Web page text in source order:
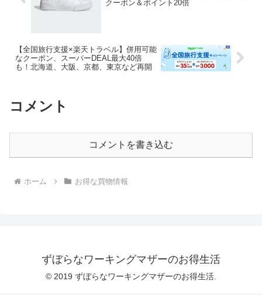
クーポン＆ポイント20倍
【全国旅行支援×楽天トラベル】併用可能
なクーポン、スーパーDEAL最大40倍
も！北海道、大阪、京都、東京など再開
コメント
コメントを書き込む
ホーム お得な買物情報
ずぼらなワーキングマザーのお得生活
© 2019 ずぼらなワーキングマザーのお得生活.